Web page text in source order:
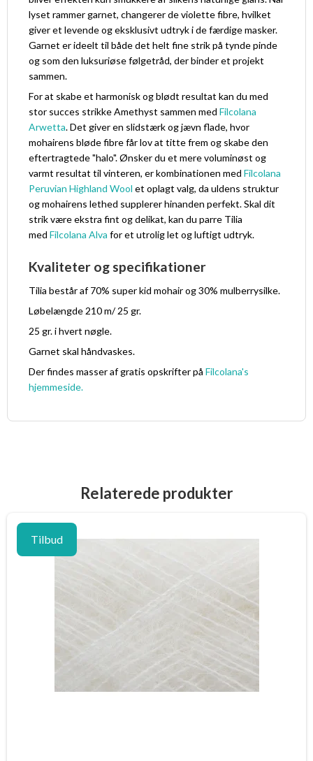
lyset rammer garnet, changerer de violette fibre, hvilket
giver et levende og eksklusivt udtryk i de færdige masker.
Garnet er ideelt til både det helt fine strik på tynde pinde
og som den luksuriøse følgetråd, der binder et projekt
sammen.
For at skabe et harmonisk og blødt resultat kan du med
stor succes strikke Amethyst sammen med Filcolana
Arwetta. Det giver en slidstærk og jævn flade, hvor
mohairens bløde fibre får lov at titte frem og skabe den
eftertragtede "halo". Ønsker du et mere voluminøst og
varmt resultat til vinteren, er kombinationen med Filcolana
Peruvian Highland Wool et oplagt valg, da uldens struktur
og mohairens lethed supplerer hinanden perfekt. Skal dit
strik være ekstra fint og delikat, kan du parre Tilia
med Filcolana Alva for et utrolig let og luftigt udtryk.
Kvaliteter og specifikationer
Tilia består af 70% super kid mohair og 30% mulberrysilke.
Løbelængde 210 m/ 25 gr.
25 gr. i hvert nøgle.
Garnet skal håndvaskes.
Der findes masser af gratis opskrifter på Filcolana's
hjemmeside.
Relaterede produkter
Tilbud